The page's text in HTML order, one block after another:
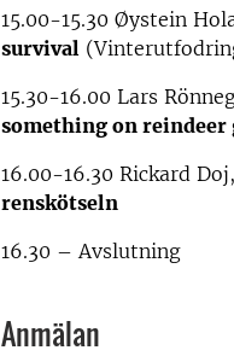
15.00-15.30 Øystein
survival
15.30-16.00 Lars
something on reindeer
16.00-16.30 Rickard
renskötseln
16.30 – Avslutning
Anmälan